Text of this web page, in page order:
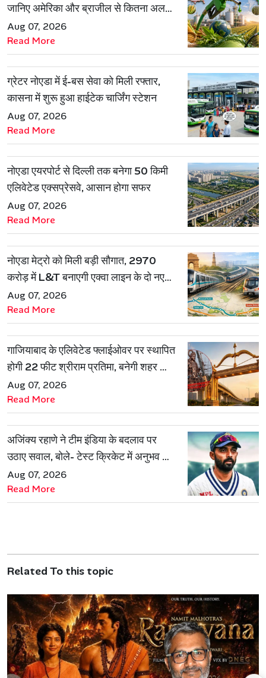
जानिए अमेरिका और ब्राजील से कितना अलग
है एथेनॉल मॉडल
Aug 07, 2026
Read More
ग्रेटर नोएडा में ई-बस सेवा को मिली रफ्तार,
कासना में शुरू हुआ हाईटेक चार्जिंग स्टेशन
Aug 07, 2026
Read More
नोएडा एयरपोर्ट से दिल्ली तक बनेगा 50 किमी
एलिवेटेड एक्सप्रेसवे, आसान होगा सफर
Aug 07, 2026
Read More
नोएडा मेट्रो को मिली बड़ी सौगात, 2970
करोड़ में L&T बनाएगी एक्वा लाइन के दो नए
रूट
Aug 07, 2026
Read More
गाजियाबाद के एलिवेटेड फ्लाईओवर पर स्थापित
होगी 22 फीट श्रीराम प्रतिमा, बनेगी शहर की
नई पहचान
Aug 07, 2026
Read More
अजिंक्य रहाणे ने टीम इंडिया के बदलाव पर
उठाए सवाल, बोले- टेस्ट क्रिकेट में अनुभव की
जरूरत हमेशा रहेगी
Aug 07, 2026
Read More
Related To this topic